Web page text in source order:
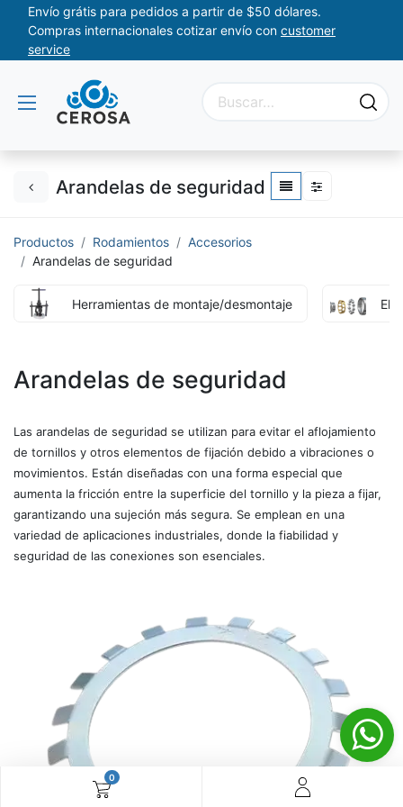
0
Envío grátis para pedidos a partir de $50 dólares.
Compras internacionales cotizar envío con customer
service
Arandelas de seguridad
Productos Rodamientos
Accesorios
Arandelas de seguridad
Herramientas de montaje/desmontaje
Arandelas de seguridad
Las arandelas de seguridad se utilizan para evitar el aflojamiento
de tornillos y otros elementos de fijación debido a vibraciones o
movimientos. Están diseñadas con una forma especial que
aumenta la fricción entre la superficie del tornillo y la pieza a fijar,
garantizando una sujeción más segura. Se emplean en una
variedad de aplicaciones industriales, donde la fiabilidad y
seguridad de las conexiones son esenciales.